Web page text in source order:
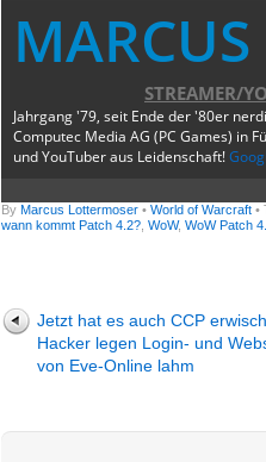
STREAMER/
Jahrgang '79, seit Ende der '80er
Computec Media AG (PC Games) in
und YouTuber aus Leidenschaft!
By Marcus Lottermoser • World of Warcraft •
wann kommt Patch 4.2? WoW, WoW Patch
Jetzt hat es auch CCP
Hacker legen Login- und
von Eve-Online lahm